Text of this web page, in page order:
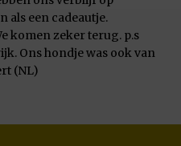
als een cadeautje.
komen zeker terug. p.s
Ons hondje was ook van
(NL)